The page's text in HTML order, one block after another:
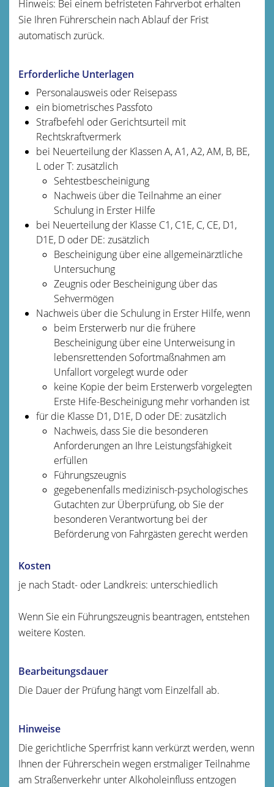
Hinweis: Bei einem befristeten Fahrverbot erhalten
Sie Ihren Führerschein nach Ablauf der Frist
automatisch zurück.
Erforderliche Unterlagen
Personalausweis oder Reisepass
ein biometrisches Passfoto
Strafbefehl oder Gerichtsurteil mit
Rechtskraftvermerk
bei Neuerteilung der Klassen A, A1, A2, AM, B, BE,
L oder T: zusätzlich
Sehtestbescheinigung
Nachweis über die Teilnahme an einer
Schulung in Erster Hilfe
bei Neuerteilung der Klasse C1, C1E, C, CE, D1,
D1E, D oder DE: zusätzlich
Bescheinigung über eine allgemeinärztliche
Untersuchung
Zeugnis oder Bescheinigung über das
Sehvermögen
Nachweis über die Schulung in Erster Hilfe, wenn
beim Ersterwerb nur die frühere
Bescheinigung über eine Unterweisung in
lebensrettenden Sofortmaßnahmen am
Unfallort vorgelegt wurde oder
keine Kopie der beim Ersterwerb vorgelegten
Erste Hife-Bescheinigung mehr vorhanden ist
für die Klasse D1, D1E, D oder DE: zusätzlich
Nachweis, dass Sie die besonderen
Anforderungen an Ihre Leistungsfähigkeit
erfüllen
Führungszeugnis
gegebenenfalls medizinisch-psychologisches
Gutachten zur Überprüfung, ob Sie der
besonderen Verantwortung bei der
Beförderung von Fahrgästen gerecht werden
Kosten
je nach Stadt- oder Landkreis: unterschiedlich
Wenn Sie ein Führungszeugnis beantragen, entstehen
weitere Kosten.
Bearbeitungsdauer
Die Dauer der Prüfung hängt vom Einzelfall ab.
Hinweise
Die gerichtliche Sperrfrist kann verkürzt werden, wenn
Ihnen der Führerschein wegen erstmaliger Teilnahme
am Straßenverkehr unter Alkoholeinfluss entzogen